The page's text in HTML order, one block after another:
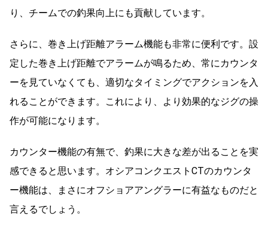
り、チームでの釣果向上にも貢献しています。
さらに、巻き上げ距離アラーム機能も非常に便利です。設
定した巻き上げ距離でアラームが鳴るため、常にカウンタ
ーを見ていなくても、適切なタイミングでアクションを入
れることができます。これにより、より効果的なジグの操
作が可能になります。
カウンター機能の有無で、釣果に大きな差が出ることを実
感できると思います。オシアコンクエストCTのカウンタ
ー機能は、まさにオフショアアングラーに有益なものだと
言えるでしょう。